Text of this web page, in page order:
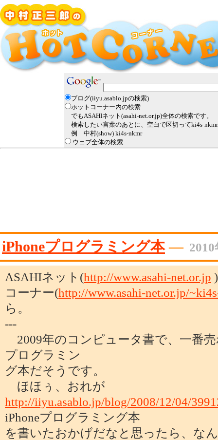
ブログ(iiyu.asablo.jpの検索)
ホットコーナー内の検索
でもASAHIネット(asahi-net.or.jp)全体の検索です。
検索したい言葉のあとに、空白で区切ってki4s-
例 中村(show) ki4s-nkmr
ウェブ全体の検索
iPhoneプログラミング本―
ASAHIネット(http://www.asahi-net.or.jp
コーナー(http://www.asahi-net.or.jp/
ら。
---
2009年のコンピュータ書で、一番
プログラミン
グ本だそうです。
ほほぅ、おれが
http://iiyu.asablo.jp/blog/2008/12/04/
iPhoneプログラミング本
を書いたおかげだなと思ったら、な